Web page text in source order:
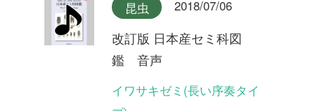
昆虫 2018/07/06
改訂版 日本産セミ科図